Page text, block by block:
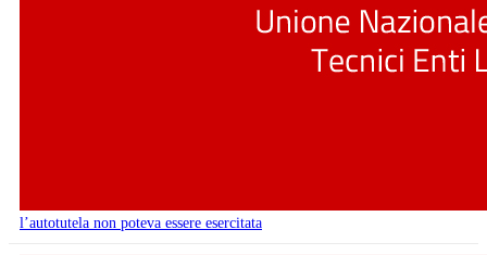
l’autotutela non poteva essere esercitata